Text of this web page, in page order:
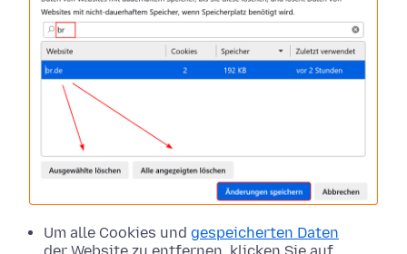
Um alle Cookies und gespeicherten Daten
der Website zu entfernen, klicken Sie auf